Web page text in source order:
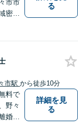
市市
密着
る
市駅 から徒歩10分
料で
野々
婚、
詳細を見
る